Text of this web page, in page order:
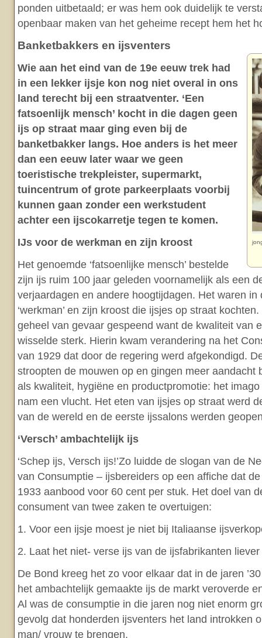
ponden uitbetaald; er was hem ook duidelijk te
openbaar maken van het geheime recept hem het
Banketbakkers en ijsventers
Wie aan het eind van de 19e eeuw trek had
in een lekker ijsje kon nog niet overal in ons
land terecht bij een straatventer. ‘Een
fatsoenlijk mensch’ kocht in die dagen geen
ijs op straat maar ging even bij de
banketbakker langs. Hoe anders is het meer
dan een eeuw later waar we geen
toeristische trekpleister, supermarkt,
tuincentrum of grote parkeerplaats voorbij
kunnen gaan zonder een werkstudent
achter een ijscokarretje tegen te komen.
IJs voor de werkman en zijn kroost
Het genoemde ‘fatsoenlijke mensch’ bestelde
zijn ijs ruim 100 jaar geleden voornamelijk als een
verjaardagen en andere hoogtijdagen. Het waren in
‘werkman’ en zijn kroost die ijsjes op straat
geheel van gevaar gespeend want de kwaliteit van
wisselde sterk. Hierin kwam verandering na het
van 1929 dat door de regering werd afgekondigd.
stroopten de mouwen op en gingen meer aandacht
als kwaliteit, hygiëne en productpromotie: het
nam een vlucht. Het eten van ijsjes op straat werd
van de wereld en de eerste ijssalons werden
‘Versch’ ambachtelijk ijs
‘Schep ijs, Versch ijs!’Zo luidde de slogan van de
van Consumptie – ijsbereiders op een affiche dat
1933 aanbood voor 60 cent per stuk. Het doel van
consument van twee zaken te overtuigen:
1. Voor een ijsje moest je niet bij Italiaanse
2. Laat het niet- verse ijs van de ijsfabrikanten
De Bond kreeg het zo voor elkaar dat in de jaren
het ambachtelijk gemaakte ijs de markt veroverde
Al was de consumptie in die jaren nog niet enorm
gevolg dat honderden ijsventers het land introkken
man/ vrouw te brengen.